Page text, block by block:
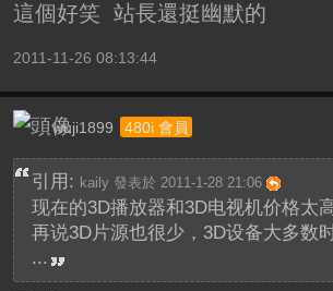
這個好笑 站長還挺幽默的
2011-11-26 08:13:44
wuji1899 480i 會員
引用: kaily 發表於 2011-1-28 21:06
现在的3D播放器和3D电视机价格太
再说3D片源也很少，3D设备大多数
...